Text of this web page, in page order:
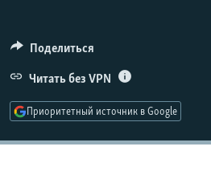
ПОДПИШИТЕСЬ НА РАССЫЛКУ
СОЦИАЛЬНЫЕ СЕТИ
Поделиться
Читать без VPN
Приоритетный источник в Google